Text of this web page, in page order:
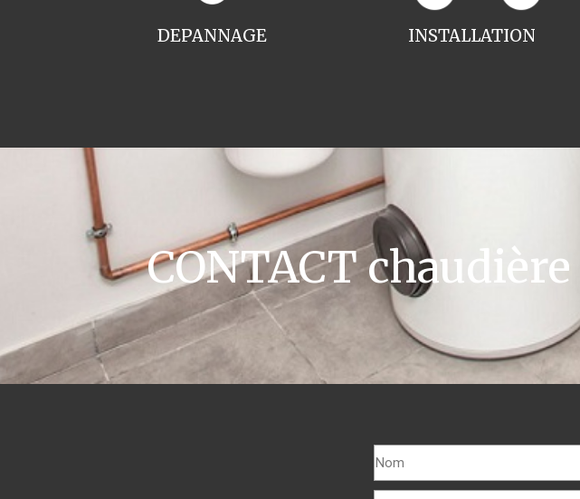
INSTALLATION
DEPANNAGE
CONTACT